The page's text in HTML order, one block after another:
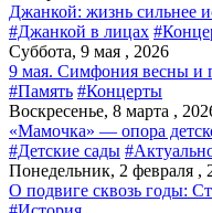
Джанкой: жизнь сильнее
#Джанкой в лицах
Суббота, 9 мая , 2026
9 мая. Симфония весны и
#Память #Концерты
Воскресенье, 8 марта ,
«Мамочка» — опора
#Детские сады
Понедельник, 2 февраля ,
О подвиге сквозь годы: